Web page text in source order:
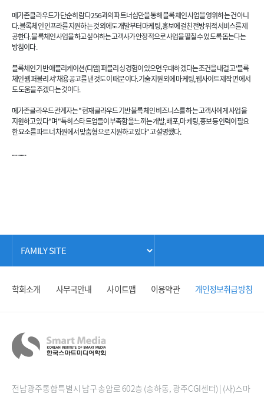
메가존클라우드가 단순히 람다256과의 파트너십만을 통해 블록체인 사업을 영위하는 건 아니
다. 블록체인 인프라를 지원하는 것 외에도 개발부터 마케팅, 홍보에 걸친 전방위적 서비스를 제
공한다. 블록체인 사업을 하고 싶어하는 고객사가 안정적으로 사업을 펼칠 수 있도록 돕는다는
방침이다.
블록체인 기반 애플리케이션(디앱) 퍼블리싱 경험이 있으면 우대하겠다는 조건을 내걸고 '블록
체인 웹 퍼블리셔' 채용 공고를 낸 것도 이 때문이다. 기술 지원 외에 마케팅, 웹사이트 제작 면에서
도 도움을 주겠다는 것이다.
메가존클라우드 관계자는 "현재 클라우드 기반 블록체인 비즈니스를 하는 고객사에게 사업을
지원하고 있다"며 "특히 스타트업들이 부족함을 느끼는 개발, 배포, 마케팅, 홍보 등 인력이 필요
한 요소를 파트너 차원에서 맞춤형으로 지원하고 있다"고 설명했다.
...........
학회소개 사무국안내 사이트맵 이용약관 개인정보취급방침
전남광주통합특별시 남구 송암로 60 2층 (송하동, 광주CGI센터) | (사)스마